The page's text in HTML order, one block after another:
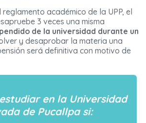
académico de la UPP, el
3 veces una misma
de la universidad durante un
y desaprobar la materia una
será definitiva con motivo de
en la Universidad
de Pucallpa si: